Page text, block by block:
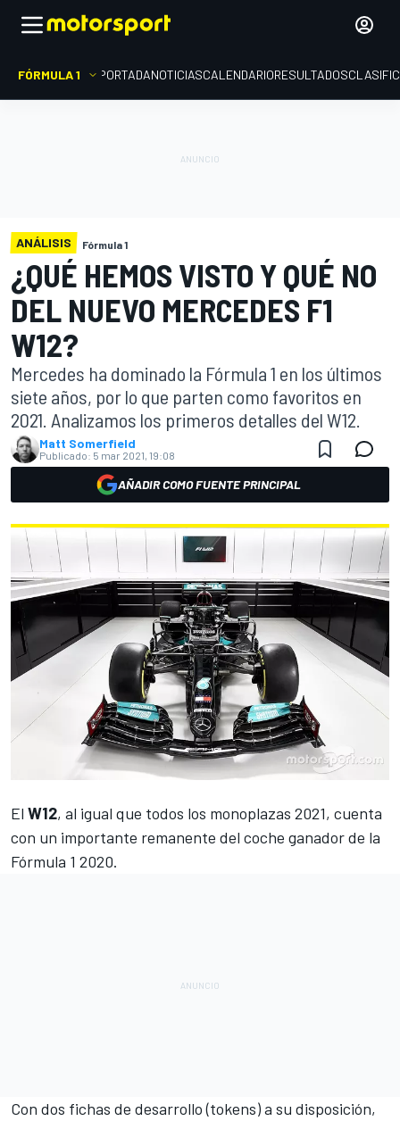
FÓRMULA 1 PORTADANOTICIASCALENDARIORESULTADOS
ANÁLISIS Fórmula 1
¿QUÉ HEMOS VISTO Y QUÉ NO
DEL NUEVO MERCEDES F1
W12?
Mercedes ha dominado la Fórmula 1 en los últimos
siete años, por lo que parten como favoritos en
2021. Analizamos los primeros detalles del W12.
Matt Somerfield
Publicado: 5 mar 2021, 19:08
AÑADIR COMO FUENTE PRINCIPAL
El W12, al igual que todos los monoplazas 2021, cuenta
con un importante remanente del coche ganador de la
Fórmula 1 2020.
Con dos fichas de desarrollo (tokens) a su disposición,